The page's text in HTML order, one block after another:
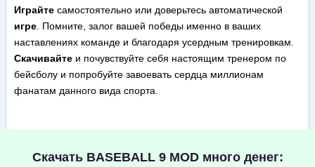
Играйте самостоятельно или доверьтесь автоматической
игре . Помните, залог вашей победы именно в ваших
наставлениях команде и благодаря усердным тренировкам.
Скачивайте и почувствуйте себя настоящим тренером по
бейсболу и попробуйте завоевать сердца миллионам
фанатам данного вида спорта.
Скачать BASEBALL 9 MOD много денег: